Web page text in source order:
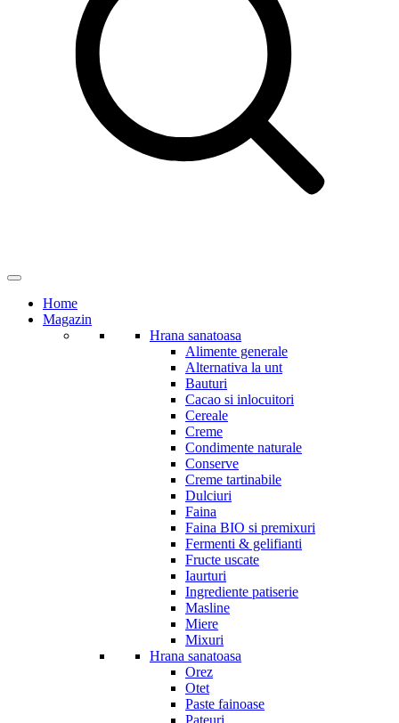
Home
Magazin
Hrana sanatoasa
Alimente generale
Alternativa la unt
Bauturi
Cacao si inlocuitori
Cereale
Creme
Condimente naturale
Conserve
Creme tartinabile
Dulciuri
Faina
Faina BIO si premixuri
Fermenti & gelifianti
Fructe uscate
Iaurturi
Ingrediente patiserie
Masline
Miere
Mixuri
Hrana sanatoasa
Orez
Otet
Paste fainoase
Pateuri